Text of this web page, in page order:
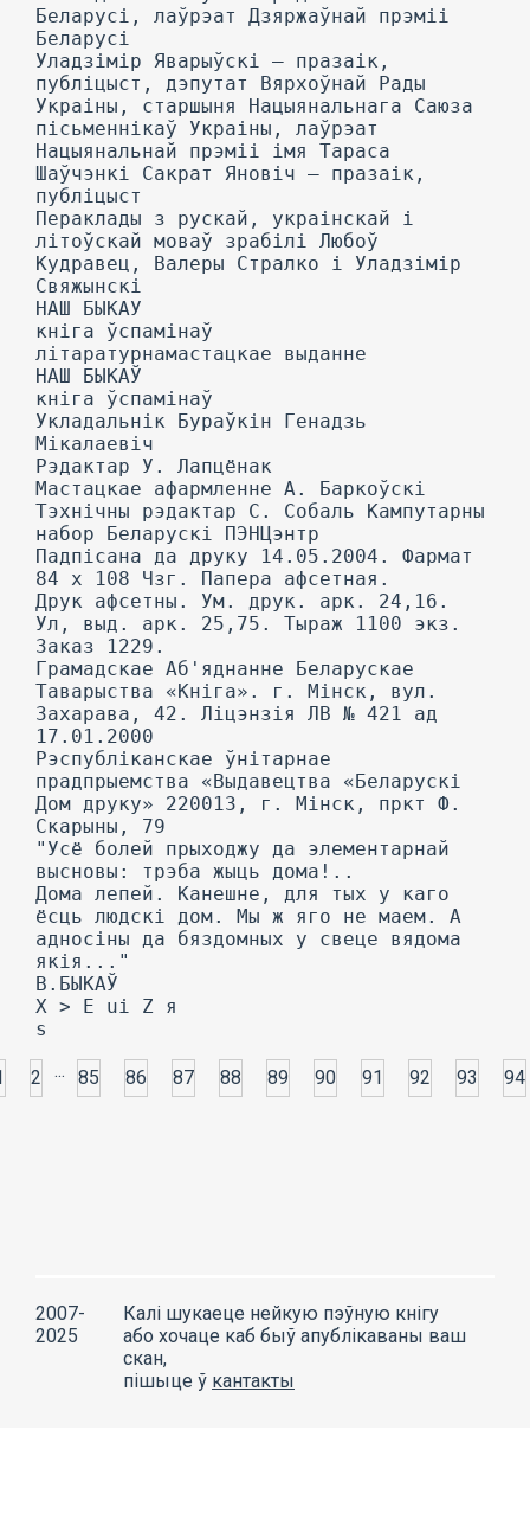
Беларусі, лаўрэат Дзяржаўнай прэміі
Беларусі
Уладзімір Яварыўскі — празаік,
публіцыст, дэпутат Вярхоўнай Рады
Украіны, старшыня Нацыянальнага Саюза
пісьменнікаў Украіны, лаўрэат
Нацыянальнай прэміі імя Тараса
Шаўчэнкі Сакрат Яновіч — празаік,
публіцыст
Пераклады з рускай, украінскай і
літоўскай моваў зрабілі Любоў
Кудравец, Валеры Стралко і Уладзімір
Свяжынскі
НАШ БЫКАУ
кніга ўспамінаў
літаратурнамастацкае выданне
НАШ БЫКАЎ
кніга ўспамінаў
Укладальнік Бураўкін Генадзь
Мікалаевіч
Рэдактар У. Лапцёнак
Мастацкае афармленне А. Баркоўскі
Тэхнічны рэдактар С. Собаль Кампутарны
набор Беларускі ПЭНЦэнтр
Падпісана да друку 14.05.2004. Фармат
84 х 108 Чзг. Папера афсетная.
Друк афсетны. Ум. друк. арк. 24,16.
Ул, выд. арк. 25,75. Тыраж 1100 экз.
Заказ 1229.
Грамадскае Аб'яднанне Беларускае
Таварыства «Кніга». г. Мінск, вул.
Захарава, 42. Ліцэнзія ЛВ № 421 ад
17.01.2000
Рэспубліканскае ўнітарнае
прадпрыемства «Выдавецтва «Беларускі
Дом друку» 220013, г. Мінск, пркт Ф.
Скарыны, 79
"Усё болей прыходжу да элементарнай
высновы: трэба жыць дома!..
Дома лепей. Канешне, для тых у каго
ёсць людскі дом. Мы ж яго не маем. А
адносіны да бяздомных у свеце вядома
якія..."
В.БЫКАЎ
X > Е ui Z я
2 ... 85 86 87 88 89 90 91 92 93 94
2007-
2025
Калі шукаеце нейкую пэўную кнігу
або хочаце каб быў апублікаваны ваш
скан,
пішыце ў кантакты